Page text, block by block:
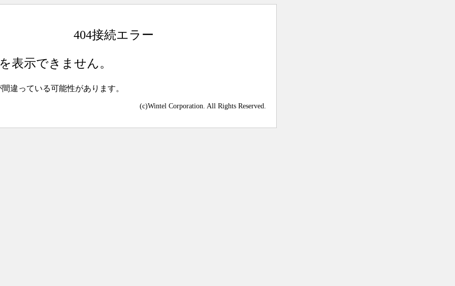
404接続エラー
表示できません。
違っている可能性があります。
(c)Wintel Corporation. All Rights Reserved.